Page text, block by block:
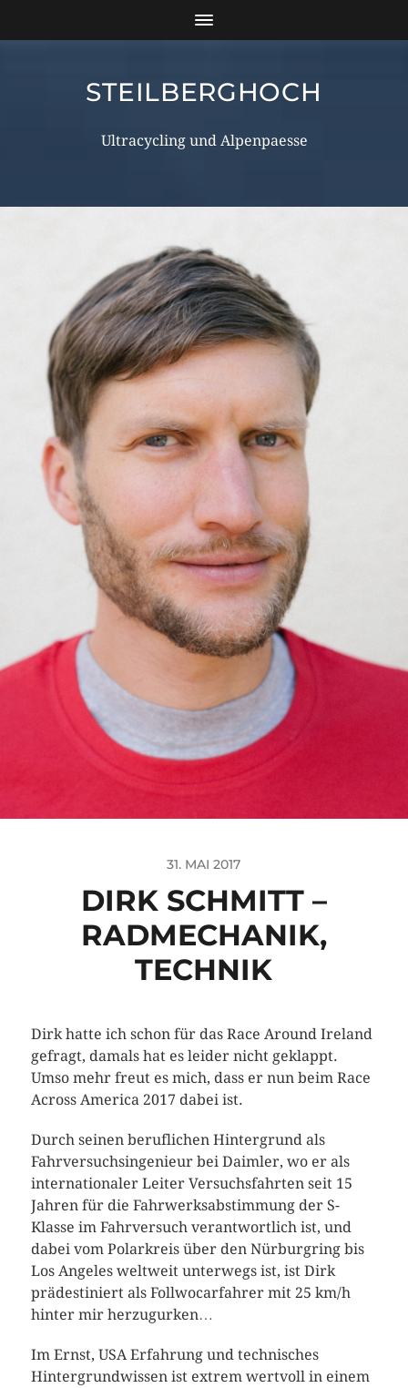
STEILBERGHOCH
Ultracycling und Alpenpaesse
31. MAI 2017
DIRK SCHMITT –
RADMECHANIK,
TECHNIK
Dirk hatte ich schon für das Race Around Ireland
gefragt, damals hat es leider nicht geklappt.
Umso mehr freut es mich, dass er nun beim Race
Across America 2017 dabei ist.
Durch seinen beruflichen Hintergrund als
Fahrversuchsingenieur bei Daimler, wo er als
internationaler Leiter Versuchsfahrten seit 15
Jahren für die Fahrwerksabstimmung der S-
Klasse im Fahrversuch verantwortlich ist, und
dabei vom Polarkreis über den Nürburgring bis
Los Angeles weltweit unterwegs ist, ist Dirk
prädestiniert als Follwocarfahrer mit 25 km/h
hinter mir herzugurken…
Im Ernst, USA Erfahrung und technisches
Hintergrundwissen ist extrem wertvoll in einem